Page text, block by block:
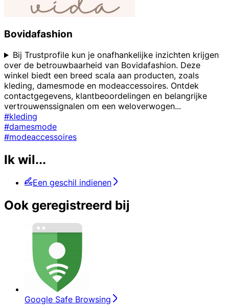
Bovidafashion
Bij Trustprofile kun je onafhankelijke inzichten krijgen
over de betrouwbaarheid van Bovidafashion. Deze
winkel biedt een breed scala aan producten, zoals
kleding, damesmode en modeaccessoires. Ontdek
contactgegevens, klantbeoordelingen en belangrijke
vertrouwenssignalen om een weloverwogen...
#kleding
#damesmode
#modeaccessoires
Ik wil...
Een geschil indienen
Ook geregistreerd bij
Google Safe Browsing